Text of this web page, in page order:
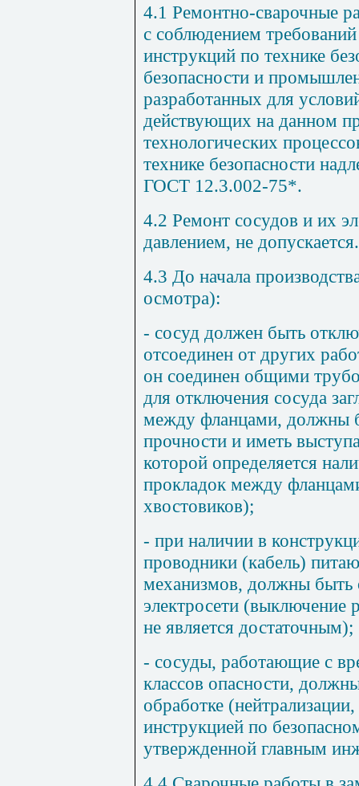
4.1 Ремонтно-сварочные
с соблюдением
инструкций по технике
безопасности и
разработанных для
действующих на данном
технологических
технике безопасности
ГОСТ 12.3.002-75*.
4.2 Ремонт сосудов и их
давлением, не допускается.
4.3 До начала
осмотра):
- сосуд должен быть
отсоединен от других
он соединен общими
для отключения сосуда
между фланцами, должны
прочности и иметь
которой определяется
прокладок между
хвостовиков);
- при наличии в
проводники (кабель)
механизмов, должны быть
электросети (выключение
не является достаточным);
- сосуды, работающие с
классов опасности,
обработке
инструкцией по
утвержденной главным